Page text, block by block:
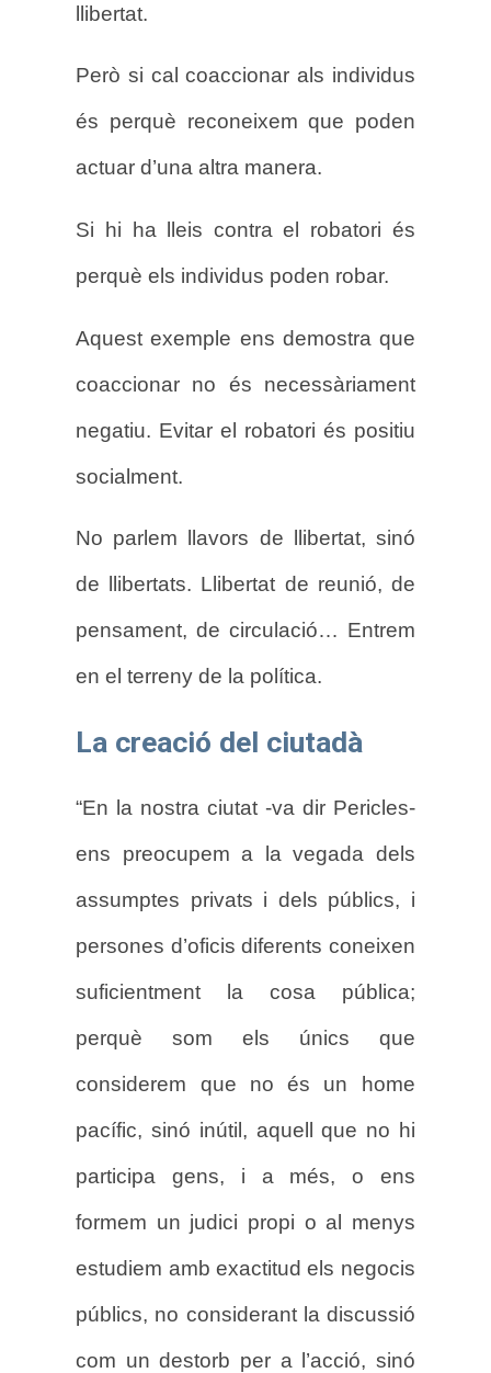
llibertat.
Però si cal coaccionar als individus
és perquè reconeixem que poden
actuar d’una altra manera.
Si hi ha lleis contra el robatori és
perquè els individus poden robar.
Aquest exemple ens demostra que
coaccionar no és necessàriament
negatiu. Evitar el robatori és positiu
socialment.
No parlem llavors de llibertat, sinó
de llibertats. Llibertat de reunió, de
pensament, de circulació… Entrem
en el terreny de la política.
La creació del ciutadà
“En la nostra ciutat -va dir Pericles-
ens preocupem a la vegada dels
assumptes privats i dels públics, i
persones d’oficis diferents coneixen
suficientment la cosa pública;
perquè som els únics que
considerem que no és un home
pacífic, sinó inútil, aquell que no hi
participa gens, i a més, o ens
formem un judici propi o al menys
estudiem amb exactitud els negocis
públics, no considerant la discussió
com un destorb per a l’acció, sinó